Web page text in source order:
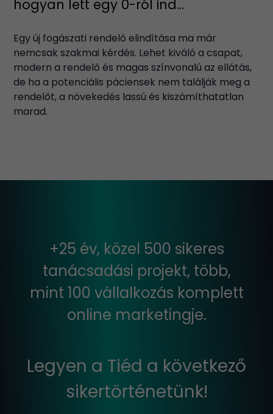
hogyan lett egy 0-ról ind...
Egy új fogászati rendelő elindítása ma már
nemcsak szakmai kérdés. Lehet kiváló a csapat,
modern a rendelő és magas színvonalú az ellátás,
de ha a potenciális páciensek nem találják meg a
rendelőt, a növekedés lassú és kiszámíthatatlan
marad.
+25 év, közel 500 sikeres
tanácsadási projekt, több,
mint 100 vállalkozás komplett
online marketingje.
Legyen a Tiéd a következő
sikertörténetünk!